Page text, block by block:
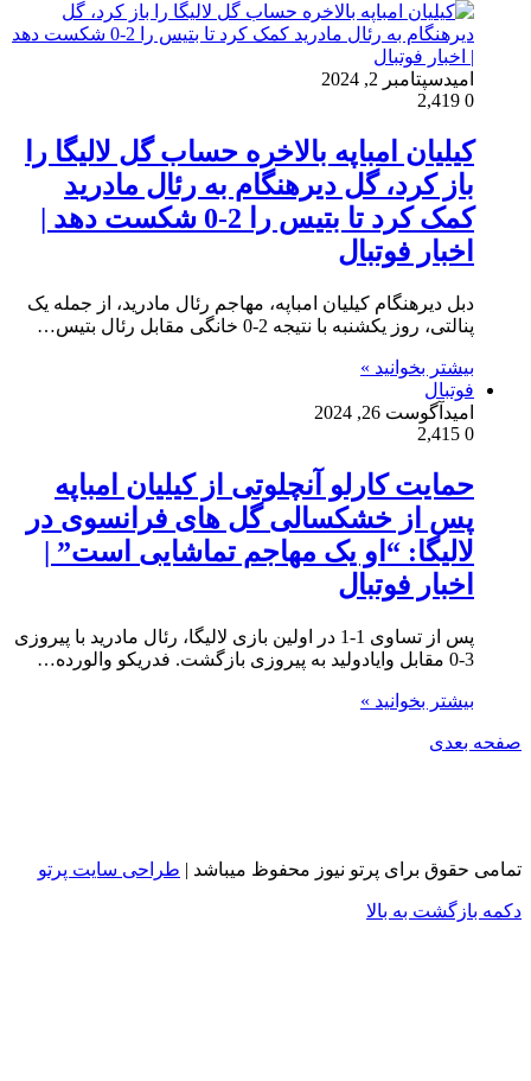
امیدسپتامبر 2, 2024
0
کیلیان امباپه بالاخره حساب گل لالیگا را
باز کرد، گل دیرهنگام به رئال مادرید
کمک کرد تا بتیس را 2-0 شکست دهد |
اخبار فوتبال
دبل دیرهنگام کیلیان امباپه، مهاجم رئال مادرید، از جمله یک
پنالتی، روز یکشنبه با نتیجه 2-0 خانگی مقابل رئال بتیس…
بیشتر بخوانید »
فوتبال
امید آگوست 26, 2024
0
حمایت کارلو آنچلوتی از کیلیان امباپه
پس از خشکسالی گل های فرانسوی در
لالیگا: “او یک مهاجم تماشایی است” |
اخبار فوتبال
پس از تساوی 1-1 در اولین بازی لالیگا، رئال مادرید با پیروزی
3-0 مقابل وایادولید به پیروزی بازگشت. فدریکو والورده…
بیشتر بخوانید »
صفحه بعدی
تمامی حقوق برای پرتو نیوز محفوظ میباشد | طراحی سایت پرتو
دکمه بازگشت به بالا